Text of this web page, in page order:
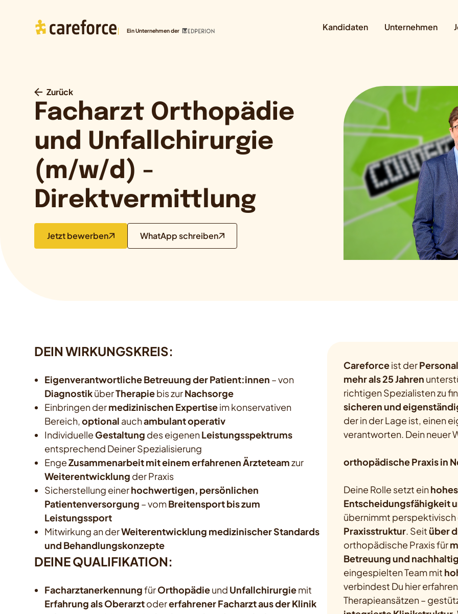
Ein Unternehmen der Kandidaten Unternehmen
Zurück
Facharzt Orthopädie
und Unfallchirurgie
(m/w/d) -
Direktvermittlung
Jetzt bewerben WhatApp schreiben
Careforceist der
mehr als 25 Jahren
richtigen Spezialisten zu
sicheren und
der in der Lage ist, einen
verantworten. Dein neuer
orthopädische Praxis in
Deine Rolle setzt ein
Entscheidungsfähigkeit
übernimmt perspektivisch
Praxisstruktur. Seitüber
orthopädische Praxis für
Betreuung und
eingespielten Team mit
verbindest Du hier
Therapieansätzen –
DEIN WIRKUNGSKREIS:
Eigenverantwortliche Betreuung der Patient:innen – von
DiagnostiküberTherapiebis zurNachsorge
Einbringen dermedizinischen Expertiseim konservativen
Bereich,optional auchambulant operativ
Individuelle Gestaltung des eigenenLeistungsspektrums
entsprechend Deiner Spezialisierung
EngeZusammenarbeit mit einem erfahrenen Ärzteteamzur
Weiterentwicklung der Praxis
Sicherstellung einerhochwertigen, persönlichen
Patientenversorgung – vomBreitensport bis zum
Leistungssport
Mitwirkung an derWeiterentwicklung medizinischer Standards
und Behandlungskonzepte
DEINE QUALIFIKATION:
FacharztanerkennungfürOrthopädieund Unfallchirurgiemit
Erfahrung als Oberarztodererfahrener Facharzt aus der Klinik